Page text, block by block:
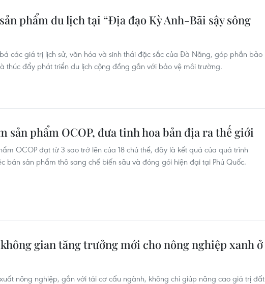
phẩm du lịch tại “Địa đạo Kỳ Anh-Bãi sậy sông
các giá trị lịch sử, văn hóa và sinh thái đặc sắc của Đà Nẵng, góp phần bảo
thúc đẩy phát triển du lịch cộng đồng gắn với bảo vệ môi trường.
sản phẩm OCOP, đưa tinh hoa bản địa ra thế giới
OCOP đạt từ 3 sao trở lên của 18 chủ thể, đây là kết quả của quá trình
bán sản phẩm thô sang chế biến sâu và đóng gói hiện đại tại Phú Quốc.
gian tăng trưởng mới cho nông nghiệp xanh ở
nông nghiệp, gắn với tái cơ cấu ngành, không chỉ giúp nâng cao giá trị đất